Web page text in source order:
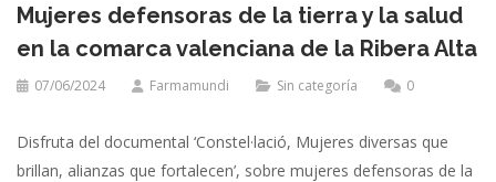
Mujeres defensoras de la tierra y la salud
en la comarca valenciana de la Ribera Alta
07/06/2024 Farmamundi Sin categoría 0
Disfruta del documental ‘Constel·lació, Mujeres diversas que
brillan, alianzas que fortalecen’, sobre mujeres defensoras de la